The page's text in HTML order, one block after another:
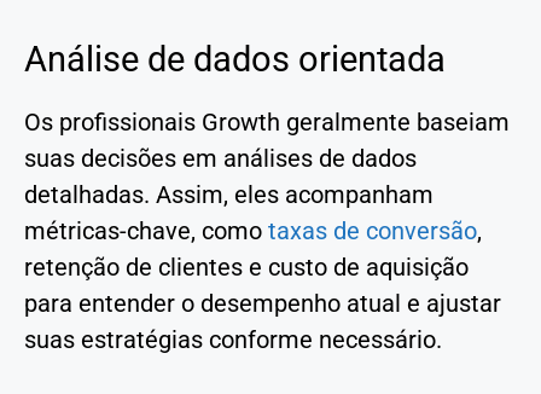
Análise de dados orientada
Os profissionais Growth geralmente baseiam
suas decisões em análises de dados
detalhadas. Assim, eles acompanham
métricas-chave, como taxas de conversão,
retenção de clientes e custo de aquisição
para entender o desempenho atual e ajustar
suas estratégias conforme necessário.